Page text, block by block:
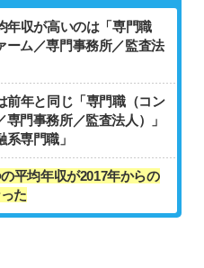
年収が高いのは「専門職
ーム／専門事務所／監査法
前年と同じ「専門職（コン
門事務所／監査法人）」
系専門職」
平均年収が2017年からの
た